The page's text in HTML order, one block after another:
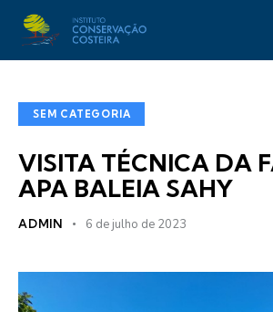
SEM CATEGORIA
VISITA TÉCNICA DA
APA BALEIA SAHY
ADMIN 6 de julho de 2023